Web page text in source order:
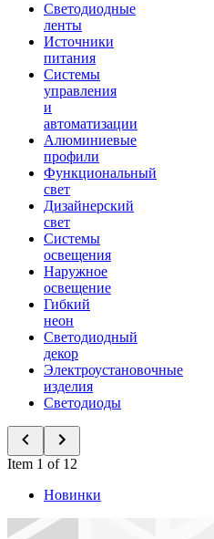
Светодиодные
ленты
Источники
питания
Системы
управления
и
автоматизации
Алюминиевые
профили
Функциональный
свет
Дизайнерский
свет
Системы
освещения
Наружное
освещение
Гибкий
неон
Светодиодный
декор
Электроустановочные
изделия
Светодиоды
Item 1 of 12
Новинки